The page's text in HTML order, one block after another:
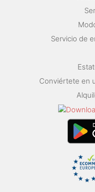
Servicio de
Conviértete en